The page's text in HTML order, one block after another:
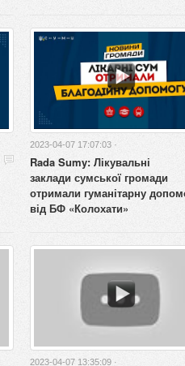
2023-04-07 17:07:03 ·
Rada Sumy: Лікувальні
заклади сумської громади
отримали гуманітарну
від БФ «Колохати»
2023-04-07 13:35:09 ·